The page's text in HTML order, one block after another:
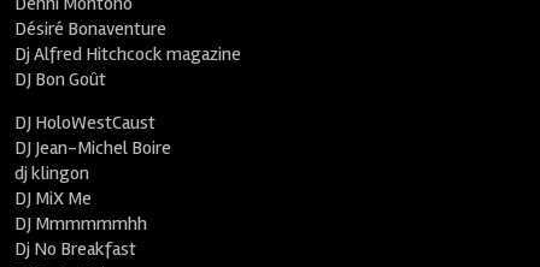
Désiré Bonaventure
Dj Alfred Hitchcock magazine
DJ Bon Goût
DJ HoloWestCaust
DJ Jean-Michel Boire
dj klingon
DJ MiX Me
DJ Mmmmmmhh
Dj No Breakfast